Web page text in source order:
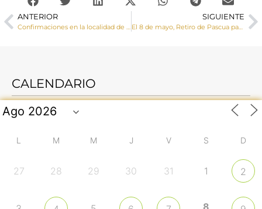
ANTERIOR
Confirmaciones en la localidad de El Pedernoso
SIGUIENTE
El 8 de mayo, Retiro de Pascua para Catequistas
CALENDARIO
L M M J V S D
27 28 29 30 31 1 2